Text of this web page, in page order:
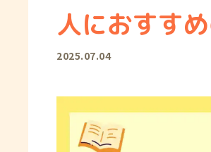
人におすす
2025.07.04